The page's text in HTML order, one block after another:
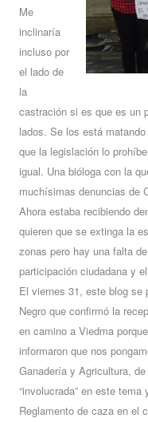
Me
inclinaría
incluso por
el lado de
la
castración si es que es un
lados. Se los está
que la legislación lo
igual. Una bióloga con la
muchísimas denuncias de
Ahora estaba recibiendo
quieren que se extinga la
zonas pero hay una falta
participación ciudadana y
El viernes 31, este blog se
Negro que confirmó la
en camino a Viedma
informaron que nos
Ganadería y Agricultura,
“involucrada” en este
Reglamento de caza en el